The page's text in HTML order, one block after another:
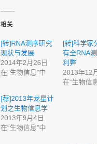
相关
[转]RNA测序研究
现状与发展
2014年2月26日
在“生物信息”中
[转]科学家
有全RNA
利弊
2013年12
在“生物信
[荐]2013年龙星计
划之生物信息学
2013年9月4日
在“生物信息”中